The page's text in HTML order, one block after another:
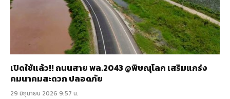
เปิดใช้แล้ว!! ถนนสาย พล.2043 @พิษณุโลก เสริมแกร่ง
คมนาคมสะดวก ปลอดภัย
29 มิถุนายน 2026 9:57 น.